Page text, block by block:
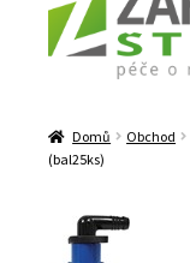
na
navigaci
k
obsahu
Péče o trávník, stromy a keře
Zavlažování
Domů Obchod
(bal25ks)